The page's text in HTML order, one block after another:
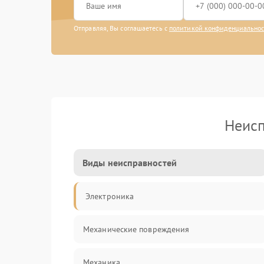
Отправляя, Вы соглашаетесь с политикой
Виды неисправностей
Электроника
Механические повреждения